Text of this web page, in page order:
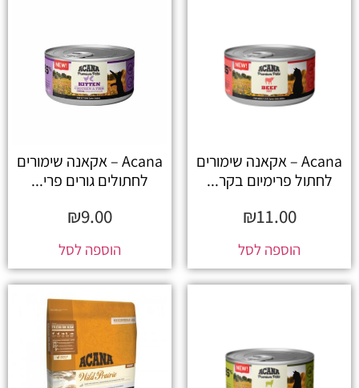
Acana – אקאנה שימורים
לחתול פרימיום בקר...
₪11.00
הוספה לסל
Acana – אקאנה שימורים
לחתולים גורים פרי...
₪9.00
הוספה לסל